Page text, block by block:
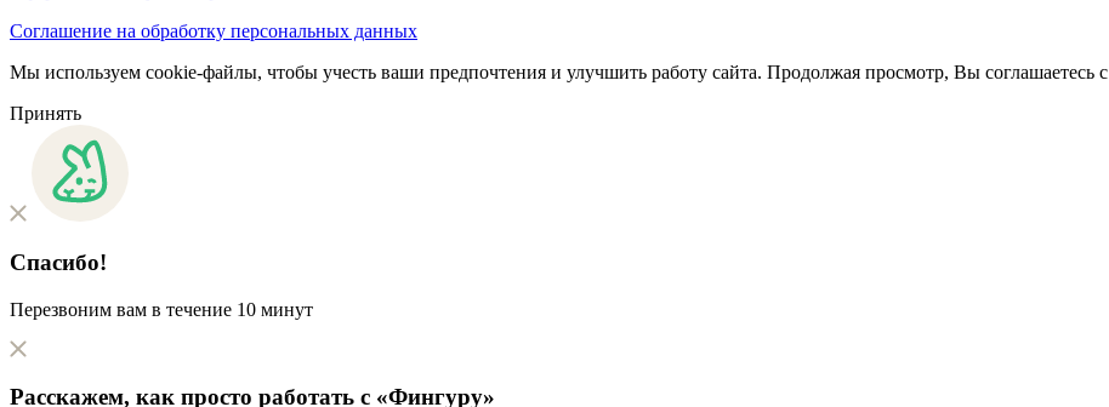
Соглашение на обработку персональных данных
Мы используем cookie-файлы, чтобы учесть ваши предпочтения и улучшить работу сайта. Продолжая просмотр, Вы соглашаетесь с
Принять
Спасибо!
Перезвоним вам в течение 10 минут
Расскажем, как просто работать с «Фингуру»